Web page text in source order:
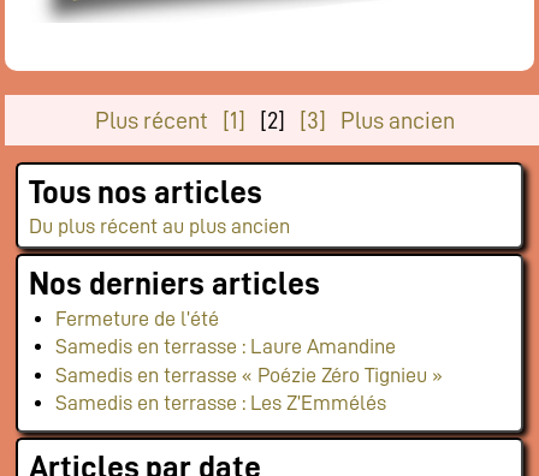
Plus récent [1] [2] [3] Plus ancien
Tous nos articles
Du plus récent au plus ancien
Nos derniers articles
Fermeture de l’été
Samedis en terrasse : Laure Amandine
Samedis en terrasse « Poézie Zéro Tignieu »
Samedis en terrasse : Les Z’Emmélés
Articles par date